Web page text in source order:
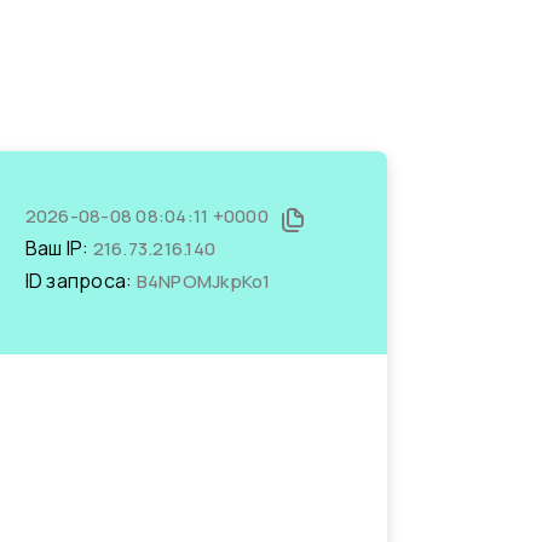
2026-08-08 08:04:11 +0000
Ваш IP: 216.73.216.140
ID запроса: B4NPOMJkpKo1